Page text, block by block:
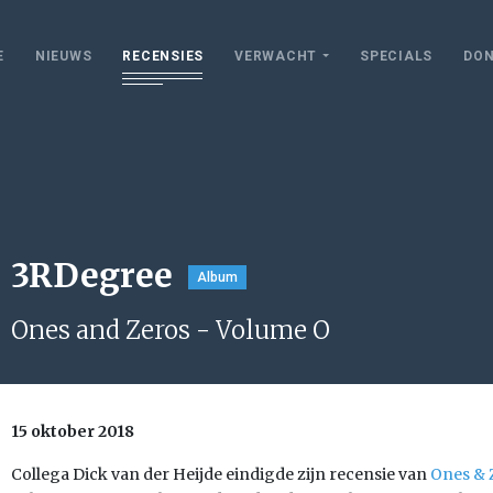
NIEUWS RECENSIES VERWACHT SPECIALS
3RDegree Album
Ones and Zeros - Volume O
15 oktober 2018
Collega Dick van der Heijde eindigde zijn recensie van Ones &